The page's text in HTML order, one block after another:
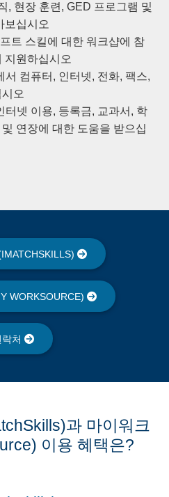
, 현장 훈련, GED 프로그램 및
보십시오
트 스킬에 대한 워크샵에 참
지원하십시오
서 컴퓨터, 인터넷, 전화, 팩스,
오
터넷 이용, 등록금, 교과서, 학
연장에 대한 도움을 받으십
WORKSOURCE)
락처
과 마이워크
이용 혜택은?